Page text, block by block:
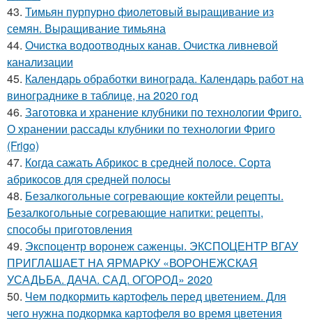
43. Тимьян пурпурно фиолетовый выращивание из
семян. Выращивание тимьяна
44. Очистка водоотводных канав. Очистка ливневой
канализации
45. Календарь обработки винограда. Календарь работ на
винограднике в таблице, на 2020 год
46. Заготовка и хранение клубники по технологии Фриго.
О хранении рассады клубники по технологии Фриго
(Frigo)
47. Когда сажать Абрикос в средней полосе. Сорта
абрикосов для средней полосы
48. Безалкогольные согревающие коктейли рецепты.
Безалкогольные согревающие напитки: рецепты,
способы приготовления
49. Экспоцентр воронеж саженцы. ЭКСПОЦЕНТР ВГАУ
ПРИГЛАШАЕТ НА ЯРМАРКУ «ВОРОНЕЖСКАЯ
УСАДЬБА. ДАЧА. САД. ОГОРОД» 2020
50. Чем подкормить картофель перед цветением. Для
чего нужна подкормка картофеля во время цветения